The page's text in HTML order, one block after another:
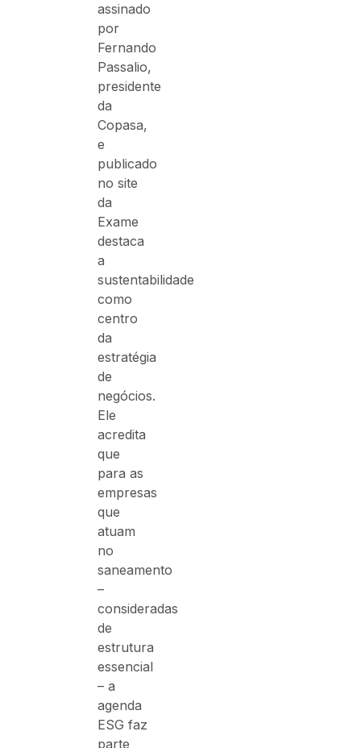
assinado
por
Fernando
Passalio,
presidente
da
Copasa,
e
publicado
no site
da
Exame
destaca
a
sustentabilidade
como
centro
da
estratégia
de
negócios.
Ele
acredita
que
para as
empresas
que
atuam
no
saneamento
–
consideradas
de
estrutura
essencial
– a
agenda
ESG faz
parte